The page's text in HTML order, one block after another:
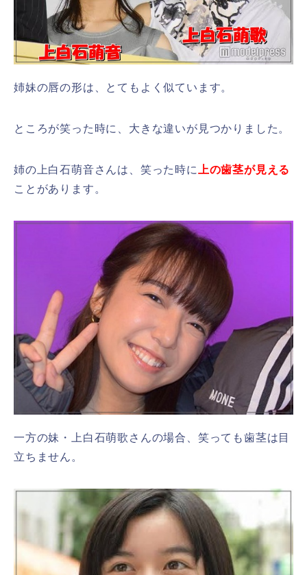
姉妹の唇の形は、とてもよく似ています。
ところが笑った時に、大きな違いが見つかりました。
姉の上白石萌音さんは、笑った時に
上の歯茎が見える
ことがあります。
一方の妹・上白石萌歌さんの場合、笑っても歯茎は目
立ちません。